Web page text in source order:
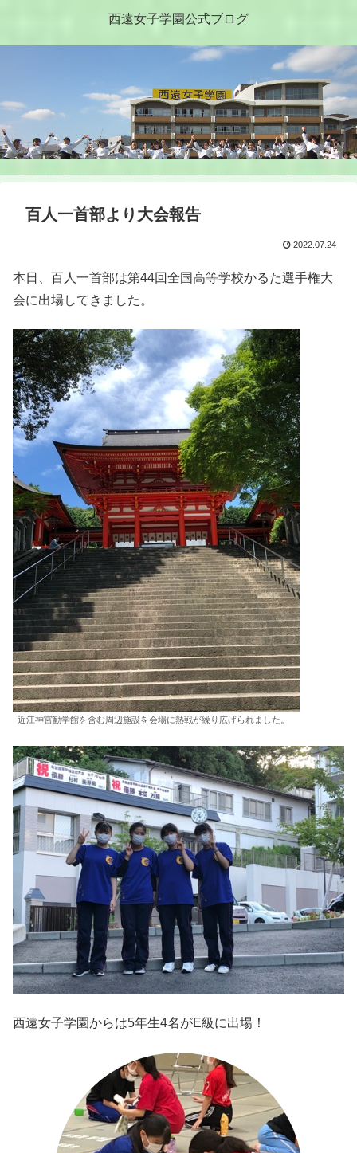
西遠女子学園公式ブログ
百人一首部より大会報告
2022.07.24
本日、百人一首部は第44回全国高等学校かるた選手権大
会に出場してきました。
近江神宮勧学館を含む周辺施設を会場に熱戦が繰り広げられました。
西遠女子学園からは5年生4名がE級に出場！